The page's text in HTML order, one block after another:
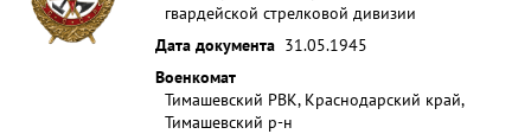
гвардейской стрелковой дивизии
Дата документа 31.05.1945
Военкомат
Тимашевский РВК, Краснодарский край,
Тимашевский р-н